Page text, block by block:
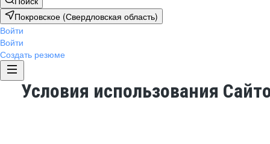
Покровское (Свердловская область)
Войти
Войти
Создать резюме
Условия использования